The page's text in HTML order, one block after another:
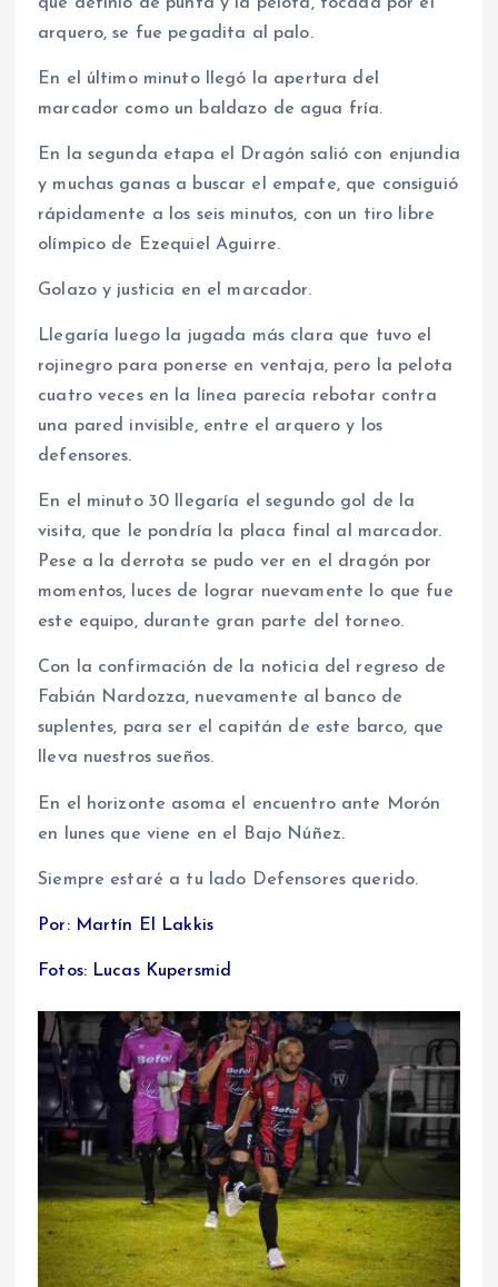
arquero, se fue pegadita al palo.
En el último minuto llegó la apertura del
marcador como un baldazo de agua fría.
En la segunda etapa el Dragón salió con enjundia
y muchas ganas a buscar el empate, que consiguió
rápidamente a los seis minutos, con un tiro libre
olímpico de Ezequiel Aguirre.
Golazo y justicia en el marcador.
Llegaría luego la jugada más clara que tuvo el
rojinegro para ponerse en ventaja, pero la pelota
cuatro veces en la línea parecía rebotar contra
una pared invisible, entre el arquero y los
defensores.
En el minuto 30 llegaría el segundo gol de la
visita, que le pondría la placa final al marcador.
Pese a la derrota se pudo ver en el dragón por
momentos, luces de lograr nuevamente lo que fue
este equipo, durante gran parte del torneo.
Con la confirmación de la noticia del regreso de
Fabián Nardozza, nuevamente al banco de
suplentes, para ser el capitán de este barco, que
lleva nuestros sueños.
En el horizonte asoma el encuentro ante Morón
en lunes que viene en el Bajo Núñez.
Siempre estaré a tu lado Defensores querido.
Por: Martín El Lakkis
Fotos: Lucas Kupersmid